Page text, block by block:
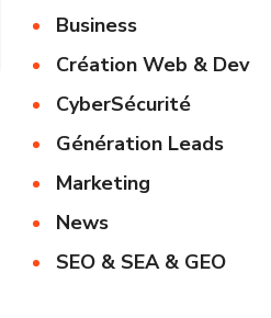
Business
Création Web & Dev
CyberSécurité
Génération Leads
Marketing
News
SEO & SEA & GEO